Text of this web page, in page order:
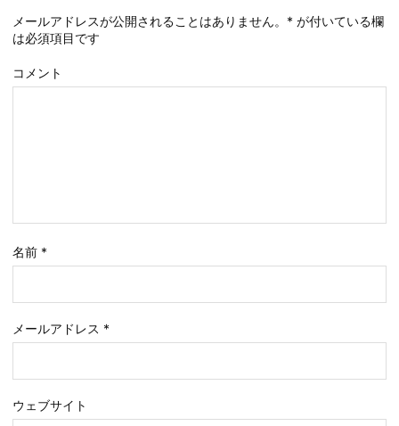
メールアドレスが公開されることはありません。 * が付いている欄
は必須項目です
コメント
名前 *
メールアドレス *
ウェブサイト